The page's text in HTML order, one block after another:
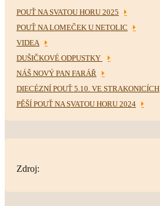
POUŤ NA SVATOU HORU 2025
POUŤ NA LOMEČEK U NETOLIC
VIDEA
DUŠIČKOVÉ ODPUSTKY
NÁŠ NOVÝ PAN FARÁŘ
DIECÉZNÍ POUŤ 5.10. VE STRAKONICÍCH
PĚŠÍ POUŤ NA SVATOU HORU 2024
Zdroj: